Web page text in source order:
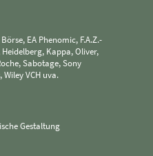
EA Phenomic, F.A.Z.-
Kappa, Oliver,
Sabotage, Sony
VCH uva.
Gestaltung